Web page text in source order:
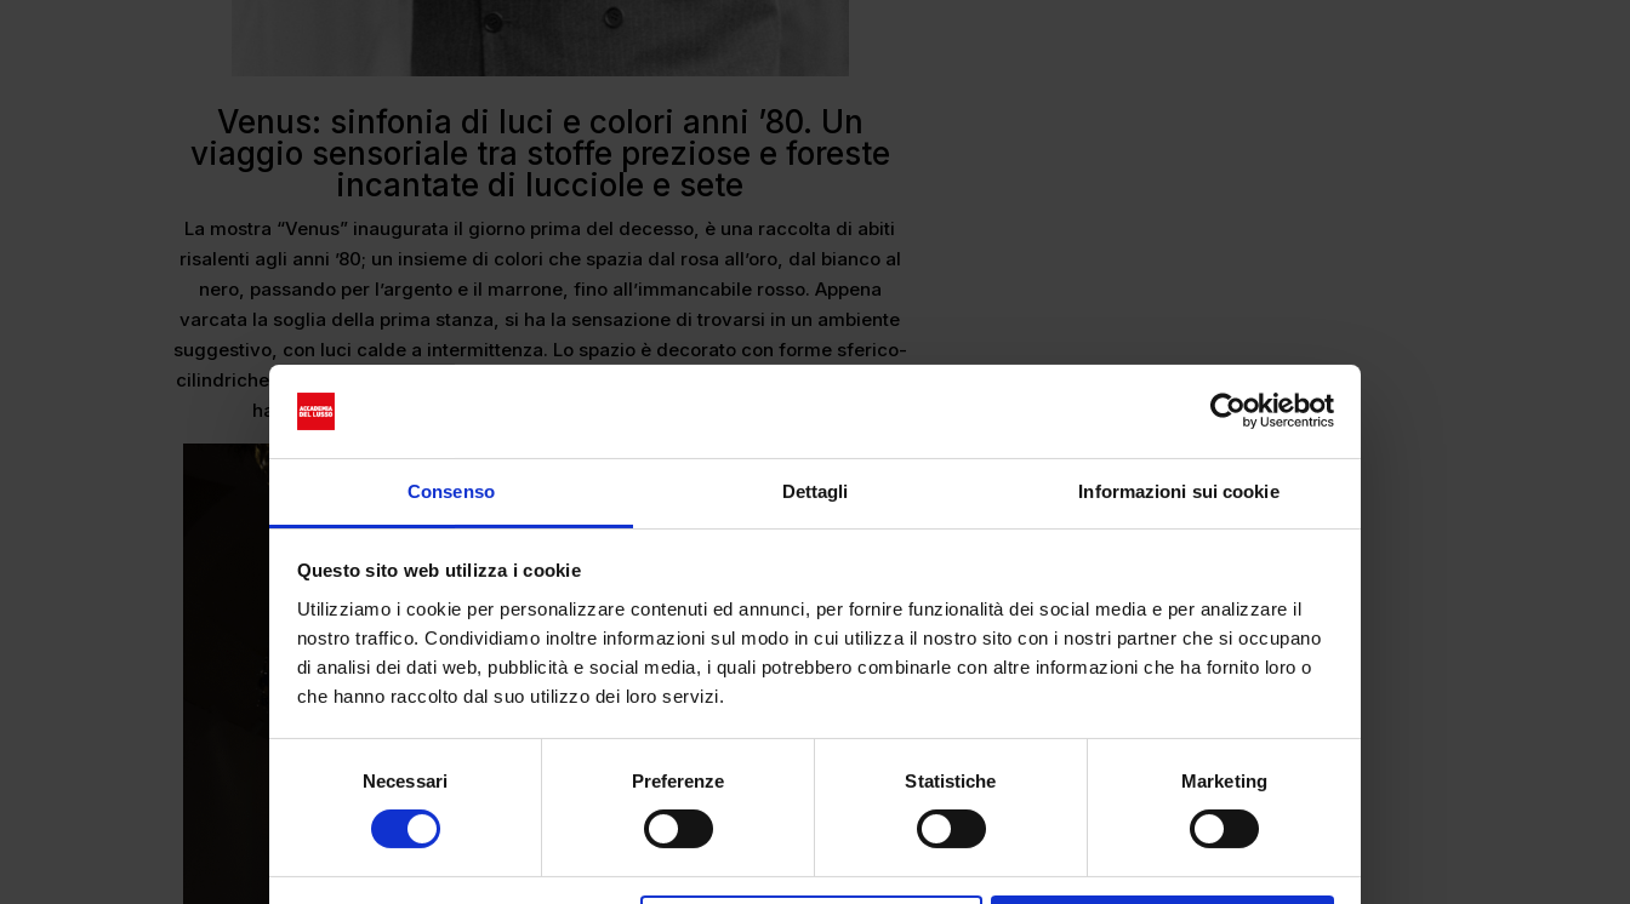
Consenso Dettagli Informazioni sui cookie
Questo sito web utilizza i cookie
Utilizziamo i cookie per personalizzare contenuti ed annunci, per fornire funzionalità dei social media e per analizzare il
nostro traffico. Condividiamo inoltre informazioni sul modo in cui utilizza il nostro sito con i nostri partner che si occupano
di analisi dei dati web, pubblicità e social media, i quali potrebbero combinarle con altre informazioni che ha fornito loro o
che hanno raccolto dal suo utilizzo dei loro servizi.
Necessari Preferenze Statistiche Marketing
Venus: sinfonia di luci e colori anni ’80. Un
viaggio sensoriale tra stoffe preziose e foreste
incantate di lucciole e sete
La mostra “Venus” inaugurata il giorno prima del decesso, è una raccolta di abiti
risalenti agli anni ’80; un insieme di colori che spazia dal rosa all’oro, dal bianco al
nero, passando per l’argento e il marrone, fino all’immancabile rosso. Appena
varcata la soglia della prima stanza, si ha la sensazione di trovarsi in un ambiente
suggestivo, con luci calde a intermittenza. Lo spazio è decorato con forme sferico-
cilindriche che richiamano i colori dominanti del vestito posto al di sotto di esse. Si
ha quasi la sensazione di trovarsi in una foresta piena di lucciole.